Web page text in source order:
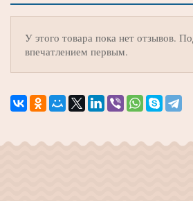
У этого товара пока нет отзывов.
впечатлением первым.